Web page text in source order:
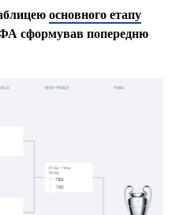
основного етапу
сформував попередню